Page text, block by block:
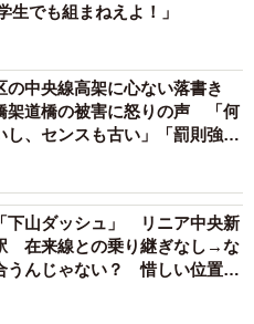
でも組まねえよ！」
の中央線高架に心ない落書き
架道橋の被害に怒りの声 「何
し、センスも古い」「罰則強化
下山ダッシュ」 リニア中央新
在来線との乗り継ぎなし→な
うんじゃない？ 惜しい位置関